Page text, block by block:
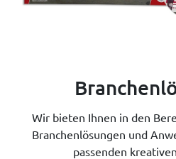
Wir bieten Ihnen in den
Branchenlösungen und
passenden